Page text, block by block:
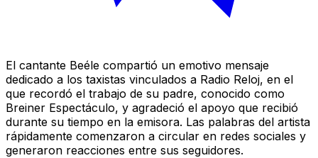
El cantante Beéle compartió un emotivo mensaje
dedicado a los taxistas vinculados a Radio Reloj, en el
que recordó el trabajo de su padre, conocido como
Breiner Espectáculo, y agradeció el apoyo que recibió
durante su tiempo en la emisora. Las palabras del artista
rápidamente comenzaron a circular en redes sociales y
generaron reacciones entre sus seguidores.